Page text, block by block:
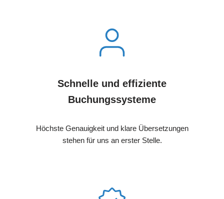
Schnelle und effiziente
Buchungssysteme
Höchste Genauigkeit und klare Übersetzungen
stehen für uns an erster Stelle.